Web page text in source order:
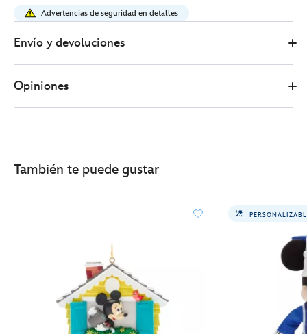
birrete-
graduacion-
orejas-
436010667849.html
http://schema.org/InStock
Advertencias de seguridad en detalles
Envío y devoluciones
Opiniones
También te puede gustar